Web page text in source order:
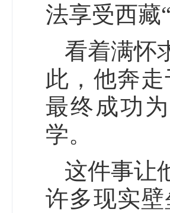
法享受西藏
看着满怀
此，他奔
最终成功
学。
这件事让
许多现实